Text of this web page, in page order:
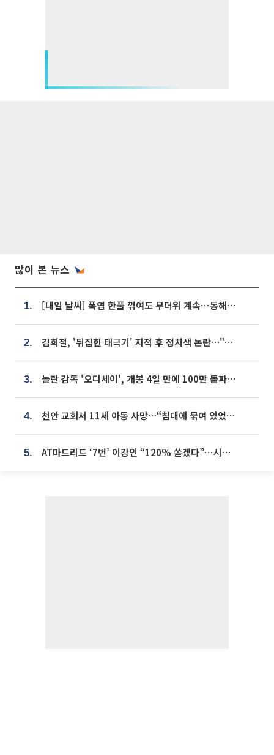
많이 본 뉴스
1. [내일 날씨] 폭염 한풀 꺾여도 무더위 계속⋯동해안 이틀 연속 비
2. 김희철, '뒤집힌 태극기' 지적 후 정치색 논란…"좌우 떠나 우리나라 국기"
3. 놀란 감독 '오디세이', 개봉 4일 만에 100만 돌파⋯'왕사남' 보다 빠르다
4. 천안 교회서 11세 아동 사망…“침대에 묶여 있었다” 진술 확보
5. AT마드리드 ‘7번’ 이강인 “120% 쏟겠다”⋯시메오네 감독 “필요한 선수”